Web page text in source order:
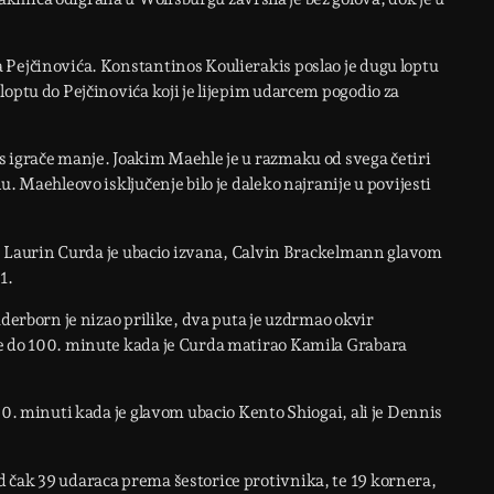
Konstantinos Koulierakis poslao je dugu loptu
do Pejčinovića koji je lijepim udarcem pogodio za
manje. Joakim Maehle je u razmaku od svega četiri
Maehleovo isključenje bilo je daleko najranije u povijesti
Curda je ubacio izvana, Calvin Brackelmann glavom
je nizao prilike, dva puta je uzdrmao okvir
100. minute kada je Curda matirao Kamila Grabara
minuti kada je glavom ubacio Kento Shiogai, ali je Dennis
39 udaraca prema šestorice protivnika, te 19 kornera,